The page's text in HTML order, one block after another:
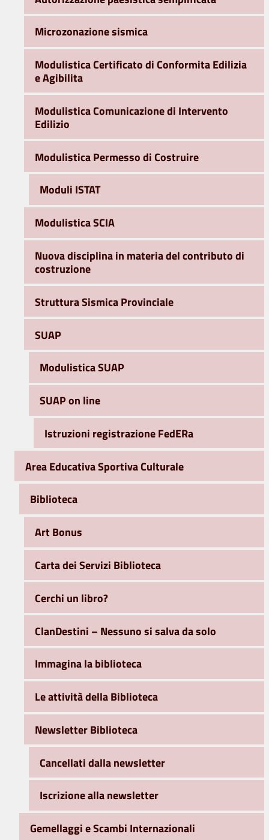
Microzonazione sismica
Modulistica Certificato di Conformita Edilizia
e Agibilita
Modulistica Comunicazione di Intervento
Edilizio
Modulistica Permesso di Costruire
Moduli ISTAT
Modulistica SCIA
Nuova disciplina in materia del contributo di
costruzione
Struttura Sismica Provinciale
SUAP
Modulistica SUAP
SUAP on line
Istruzioni registrazione FedERa
Area Educativa Sportiva Culturale
Biblioteca
Art Bonus
Carta dei Servizi Biblioteca
Cerchi un libro?
ClanDestini – Nessuno si salva da solo
Immagina la biblioteca
Le attività della Biblioteca
Newsletter Biblioteca
Cancellati dalla newsletter
Iscrizione alla newsletter
Gemellaggi e Scambi Internazionali